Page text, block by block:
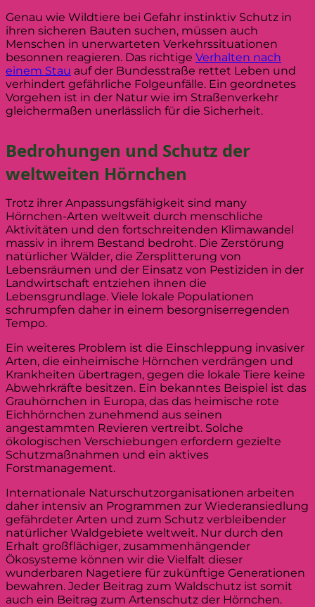
Genau wie Wildtiere bei Gefahr instinktiv Schutz in
ihren sicheren Bauten suchen, müssen auch
Menschen in unerwarteten Verkehrssituationen
besonnen reagieren. Das richtige Verhalten nach
einem Stau auf der Bundesstraße rettet Leben und
verhindert gefährliche Folgeunfälle. Ein geordnetes
Vorgehen ist in der Natur wie im Straßenverkehr
gleichermaßen unerlässlich für die Sicherheit.
Bedrohungen und Schutz der
weltweiten Hörnchen
Trotz ihrer Anpassungsfähigkeit sind many
Hörnchen-Arten weltweit durch menschliche
Aktivitäten und den fortschreitenden Klimawandel
massiv in ihrem Bestand bedroht. Die Zerstörung
natürlicher Wälder, die Zersplitterung von
Lebensräumen und der Einsatz von Pestiziden in der
Landwirtschaft entziehen ihnen die
Lebensgrundlage. Viele lokale Populationen
schrumpfen daher in einem besorgniserregenden
Tempo.
Ein weiteres Problem ist die Einschleppung invasiver
Arten, die einheimische Hörnchen verdrängen und
Krankheiten übertragen, gegen die lokale Tiere keine
Abwehrkräfte besitzen. Ein bekanntes Beispiel ist das
Grauhörnchen in Europa, das das heimische rote
Eichhörnchen zunehmend aus seinen
angestammten Revieren vertreibt. Solche
ökologischen Verschiebungen erfordern gezielte
Schutzmaßnahmen und ein aktives
Forstmanagement.
Internationale Naturschutzorganisationen arbeiten
daher intensiv an Programmen zur Wiederansiedlung
gefährdeter Arten und zum Schutz verbleibender
natürlicher Waldgebiete weltweit. Nur durch den
Erhalt großflächiger, zusammenhängender
Ökosysteme können wir die Vielfalt dieser
wunderbaren Nagetiere für zukünftige Generationen
bewahren. Jeder Beitrag zum Waldschutz ist somit
auch ein Beitrag zum Artenschutz der Hörnchen.